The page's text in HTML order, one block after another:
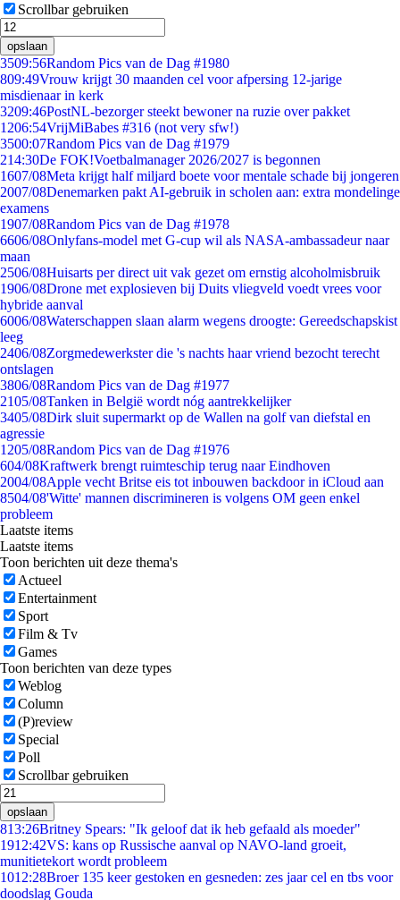
Scrollbar gebruiken
opslaan
3509:56Random Pics van de Dag #1980
809:49Vrouw krijgt 30 maanden cel voor afpersing 12-jarige
misdienaar in kerk
3209:46PostNL-bezorger steekt bewoner na ruzie over pakket
1206:54VrijMiBabes #316 (not very sfw!)
3500:07Random Pics van de Dag #1979
214:30De FOK!Voetbalmanager 2026/2027 is begonnen
1607/08Meta krijgt half miljard boete voor mentale schade bij jongeren
2007/08Denemarken pakt AI-gebruik in scholen aan: extra mondelinge
examens
1907/08Random Pics van de Dag #1978
6606/08Onlyfans-model met G-cup wil als NASA-ambassadeur naar
maan
2506/08Huisarts per direct uit vak gezet om ernstig alcoholmisbruik
1906/08Drone met explosieven bij Duits vliegveld voedt vrees voor
hybride aanval
6006/08Waterschappen slaan alarm wegens droogte: Gereedschapskist
leeg
2406/08Zorgmedewerkster die 's nachts haar vriend bezocht terecht
ontslagen
3806/08Random Pics van de Dag #1977
2105/08Tanken in België wordt nóg aantrekkelijker
3405/08Dirk sluit supermarkt op de Wallen na golf van diefstal en
agressie
1205/08Random Pics van de Dag #1976
604/08Kraftwerk brengt ruimteschip terug naar Eindhoven
2004/08Apple vecht Britse eis tot inbouwen backdoor in iCloud aan
8504/08'Witte' mannen discrimineren is volgens OM geen enkel
probleem
Laatste items
Laatste items
Toon berichten uit deze thema's
Actueel
Entertainment
Sport
Film & Tv
Games
Toon berichten van deze types
Weblog
Column
(P)review
Special
Poll
Scrollbar gebruiken
opslaan
813:26Britney Spears: "Ik geloof dat ik heb gefaald als moeder"
1912:42VS: kans op Russische aanval op NAVO-land groeit,
munitietekort wordt probleem
1012:28Broer 135 keer gestoken en gesneden: zes jaar cel en tbs voor
doodslag Gouda